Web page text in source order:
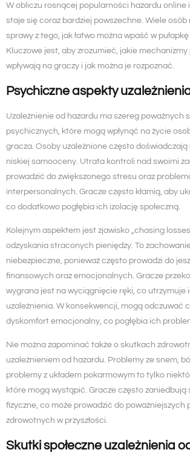
W obliczu rosnącej popularności hazardu online
staje się coraz bardziej powszechne. Wiele osób
sprawy z tego, jak łatwo można wpaść w
Kluczowe jest, aby zrozumieć, jakie
wpływają na graczy i jak można je rozpoznać.
Psychiczne aspekty
Uzależnienie od hazardu ma szereg poważnych
psychicznych, które mogą wpłynąć na życie
gracza. Osoby uzależnione często doświadczają
niskiej samooceny. Utrata kontroli nad swoimi
prowadzić do zwiększonego stresu oraz
interpersonalnych. Gracze często kłamią, aby
co dodatkowo pogłębia ich izolację społeczną.
Kolejnym aspektem jest zjawisko „chasing
odzyskania straconych pieniędzy. To
niebezpieczne, ponieważ często prowadzi do
finansowych oraz emocjonalnych. Gracze
wygrana jest na wyciągnięcie ręki, co utrzymuje
uzależnienia. W konsekwencji, mogą odczuwać
dyskomfort emocjonalny, co pogłębia ich
Nie można zapominać także o skutkach
uzależnieniem od hazardu. Problemy ze snem,
problemy z układem pokarmowym to tylko
które mogą wystąpić. Gracze często zaniedbują
fizyczne, co może prowadzić do poważniejszych
zdrowotnych w przyszłości.
Skutki społeczne uzależnienia